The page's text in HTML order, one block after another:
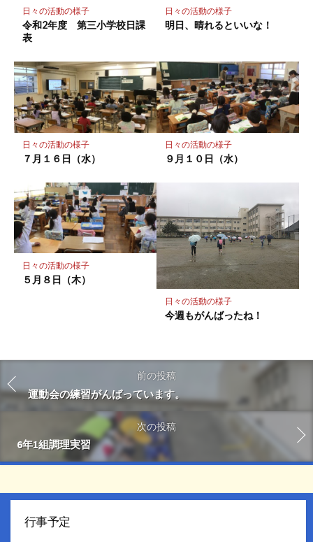
存
日々の活動の様子
令和2年度 第三小学校日課
表
日々の活動の様子
明日、晴れるといいな！
日々の活動の様子
７月１６日（水）
日々の活動の様子
９月１０日（水）
日々の活動の様子
５月８日（木）
日々の活動の様子
今週もがんばったね！
前の投稿
運動会の練習がんばっています。
次の投稿
6年1組調理実習
行事予定